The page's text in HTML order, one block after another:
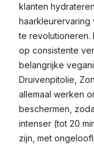
klanten
haarkleurervaring
te revolutioneren.
op consistente
belangrijke
Druivenpitolie,
allemaal werken
beschermen,
intenser (tot 20
zijn, met